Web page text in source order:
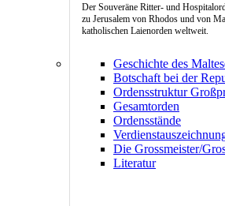
Der Souveräne Ritter- und
zu Jerusalem von Rhodos und von
katholischen Laienorden weltweit.
Geschichte des
Botschaft bei der
Ordensstruktur
Gesamtorden
Ordensstände
Die Grossmeister/
Literatur